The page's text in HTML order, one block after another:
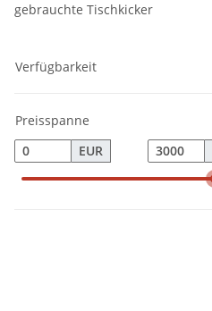
gebrauchte Tischkicker
Verfügbarkeit
Preisspanne
EUR